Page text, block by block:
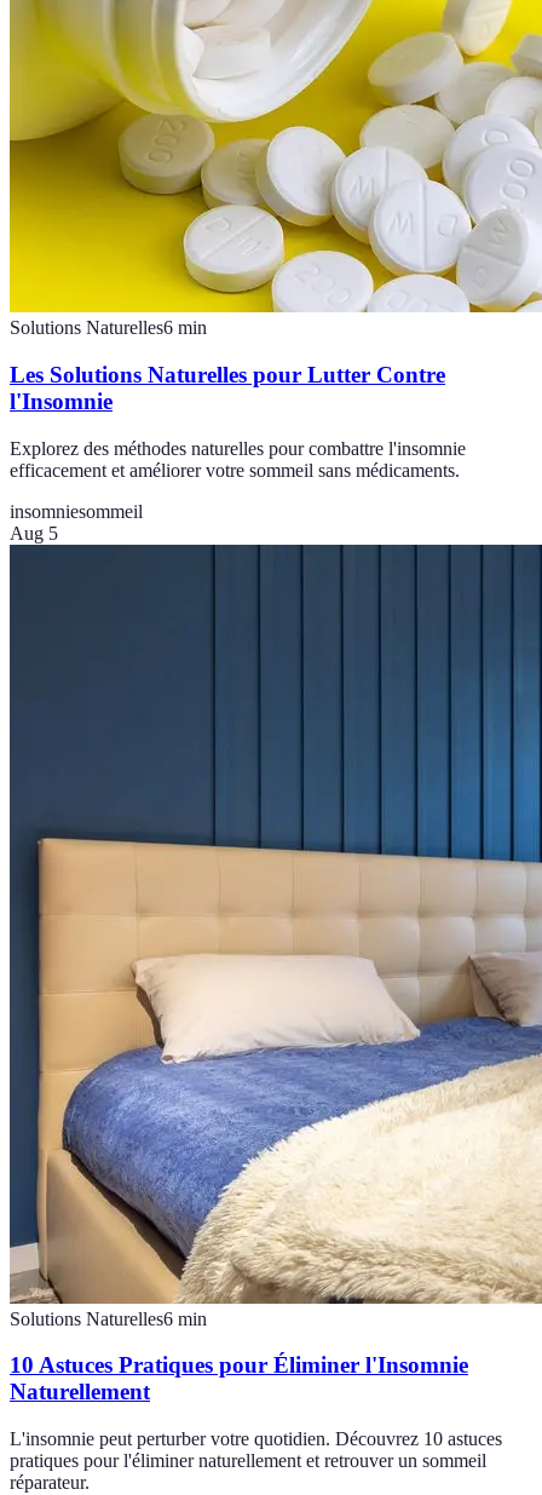
Solutions Naturelles6 min
Les Solutions Naturelles pour Lutter Contre
l'Insomnie
Explorez des méthodes naturelles pour combattre l'insomnie
efficacement et améliorer votre sommeil sans médicaments.
insomniesommeil
Aug 5
Solutions Naturelles6 min
10 Astuces Pratiques pour Éliminer l'Insomnie
Naturellement
L'insomnie peut perturber votre quotidien. Découvrez 10 astuces
pratiques pour l'éliminer naturellement et retrouver un sommeil
réparateur.